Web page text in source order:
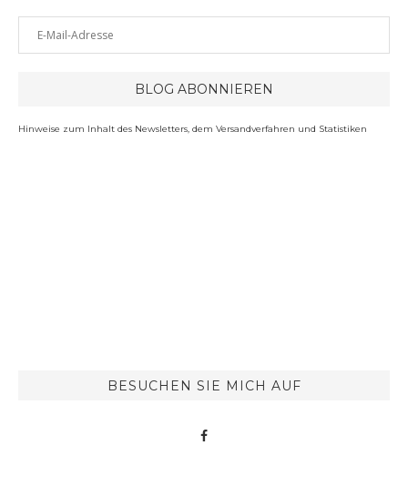
Hinweise zum Inhalt des Newsletters, dem Versandverfahren und Statistiken
BESUCHEN SIE MICH AUF